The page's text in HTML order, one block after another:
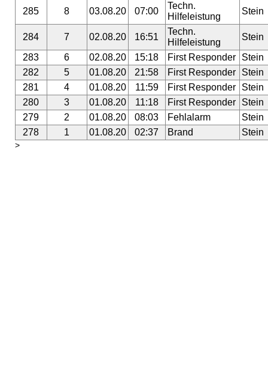
285
8 03.08.20 07:00
Techn.
Hilfeleistung
Stein
284 7 02.08.20 16:51
Techn.
Hilfeleistung
Stein
283
6 02.08.20 15:18 First Responder
Stein
282
5 01.08.20 21:58 First Responder
Stein
281
4 01.08.20 11:59 First Responder
Stein
280
3 01.08.20 11:18 First Responder
Stein
279
2 01.08.20 08:03 Fehlalarm
Stein
278
1 01.08.20 02:37 Brand Stein
>